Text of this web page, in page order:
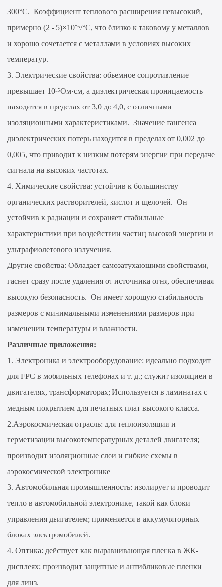
300°C. Коэффициент теплового расширения невысокий,
примерно (2 - 5)×10⁻⁶/°С, что близко к таковому у металлов
и хорошо сочетается с металлами в условиях высоких
температур.
3. Электрические свойства: объемное сопротивление
превышает 10¹⁵Ом·см, а диэлектрическая проницаемость
находится в пределах от 3,0 до 4,0, с отличными
изоляционными характеристиками. Значение тангенса
диэлектрических потерь находится в пределах от 0,002 до
0,005, что приводит к низким потерям энергии при передаче
сигнала на высоких частотах.
4. Химические свойства: устойчив к большинству
органических растворителей, кислот и щелочей. Он
устойчив к радиации и сохраняет стабильные
характеристики при воздействии частиц высокой энергии и
ультрафиолетового излучения.
Другие свойства: Обладает самозатухающими свойствами,
гаснет сразу после удаления от источника огня, обеспечивая
высокую безопасность. Он имеет хорошую стабильность
размеров с минимальными изменениями размеров при
изменении температуры и влажности.
Различные приложения:
1. Электроника и электрооборудование: идеально подходит
для FPC в мобильных телефонах и т. д.; служит изоляцией в
двигателях, трансформаторах; Используется в ламинатах с
медным покрытием для печатных плат высокого класса.
2.Аэрокосмическая отрасль: для теплоизоляции и
герметизации высокотемпературных деталей двигателя;
производит изоляционные слои и гибкие схемы в
аэрокосмической электронике.
3. Автомобильная промышленность: изолирует и проводит
тепло в автомобильной электронике, такой как блоки
управления двигателем; применяется в аккумуляторных
блоках электромобилей.
4. Оптика: действует как выравнивающая пленка в ЖК-
дисплеях; производит защитные и антибликовые пленки
для линз.